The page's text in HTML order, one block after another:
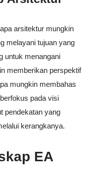
arsitektur mungkin
melayani tujuan yang
untuk menangani
memberikan perspektif
mungkin membahas
pada visi
pendekatan yang
kerangkanya.
EA